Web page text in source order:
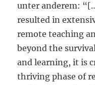
unter anderem:
resulted in
remote teaching
beyond the
and learning, it is
thriving phase of